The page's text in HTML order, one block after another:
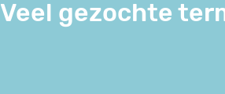
Veel gezochte